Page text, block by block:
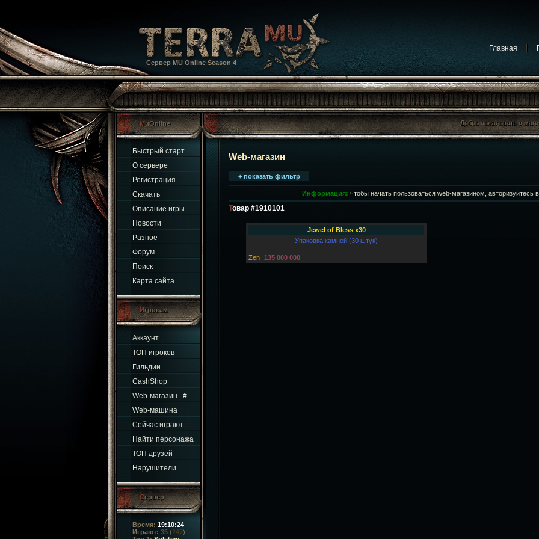
Сервер MU Online Season 4
Главная
MuOnline
Быстрый старт
О сервере
Регистрация
Скачать
Описание игры
Новости
Разное
Форум
Поиск
Карта сайта
Игрокам
Аккаунт
ТОП игроков
Гильдии
CashShop
Web-магазин
#
Web-машина
Сейчас играют
Найти персонажа
ТОП друзей
Нарушители
Сервер
Время: 19:10:24
Играют: 35 (247)
Добро пожаловать в
Добро пожаловать в
Web-магазин
+ показать фильтр
Информация: чтобы начать пользоваться web-магазином, авторизуйтесь в
Товар #1910101
Jewel of Bless x30
Упаковка камней (30 штук)
Zen 135 000 000